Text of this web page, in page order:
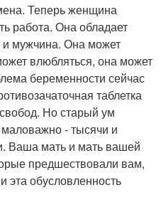
Теперь женщина
работа. Она обладает
и мужчина. Она может
влюбляться, она может
беременности сейчас
таблетка
Но старый ум
- тысячи и
Ваша мать и мать вашей
предшествовали вам,
эта обусловленность